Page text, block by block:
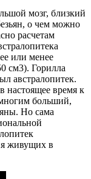
мозг, близкий
о чем можно
расчетам
или менее
см3). Горилла
австралопитек.
настоящее время к
больший,
Но сама
живущих в